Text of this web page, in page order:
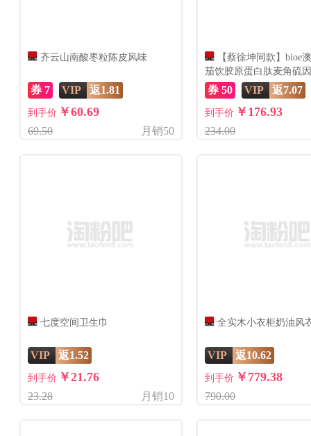
齐云山南酸枣粒陈皮风味
券 7 VIP 返1.81
到手价 ￥60.69
69.50 月销50
【蔡徐坤同款】bioe
茄饮胶原蛋白肽麦角硫
5.0
券 50 VIP 返7.07
到手价 ￥176.93
234.00
七度空间卫生巾
VIP 返1.52
到手价 ￥21.76
23.28 月销10
全实木小衣柜奶油风
VIP 返10.62
到手价 ￥779.38
790.00